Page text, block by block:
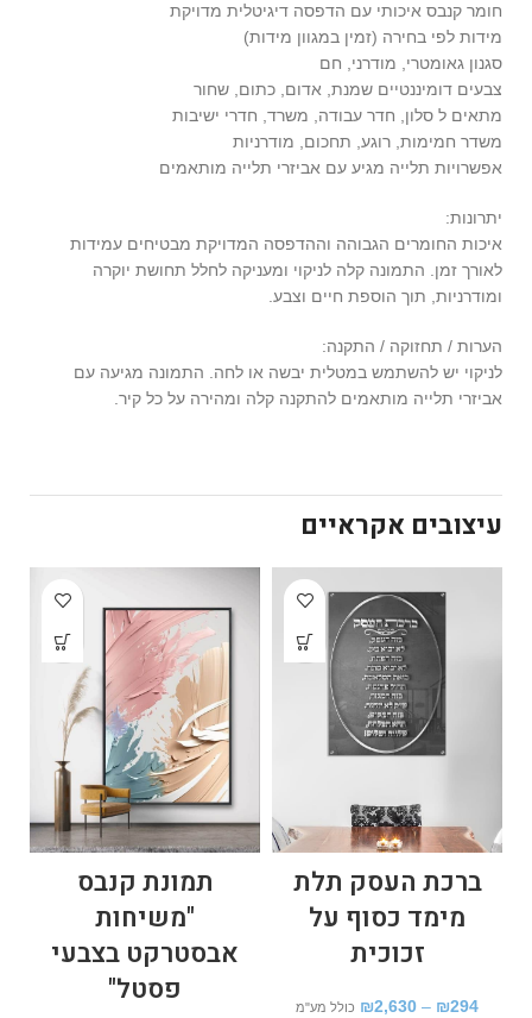
חומר קנבס איכותי עם הדפסה דיגיטלית מדויקת
מידות לפי בחירה (זמין במגוון מידות)
סגנון גאומטרי, מודרני, חם
צבעים דומיננטיים שמנת, אדום, כתום, שחור
מתאים ל סלון, חדר עבודה, משרד, חדרי ישיבות
משדר חמימות, רוגע, תחכום, מודרניות
אפשרויות תלייה מגיע עם אביזרי תלייה מותאמים
יתרונות:
איכות החומרים הגבוהה וההדפסה המדויקת מבטיחים עמידות
לאורך זמן. התמונה קלה לניקוי ומעניקה לחלל תחושת יוקרה
ומודרניות, תוך הוספת חיים וצבע.
הערות / תחזוקה / התקנה:
לניקוי יש להשתמש במטלית יבשה או לחה. התמונה מגיעה עם
אביזרי תלייה מותאמים להתקנה קלה ומהירה על כל קיר.
עיצובים אקראיים
ברכת העסק תלת
מימד כסוף על
זכוכית
₪294
–
₪2,630 כולל מע"מ
תמונת קנבס
"משיחות
אבסטרקט בצבעי
פסטל"